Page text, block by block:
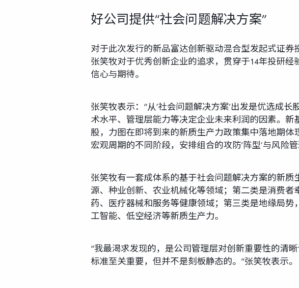
好公司提供“社会问题解决方案”
对于此次发行的新品富达创新驱动混合型发起式证券
张笑牧对于优秀创新企业的追求，贯穿于14年投研
信心与期待。
张笑牧表示：“从‘社会问题解决方案’出发是优选成
术水平、管理层能力等决定企业未来利润的因素。
股，力图在即将到来的新质生产力政策集中落地期
宏观周期的不同阶段，安排组合的攻防‘阵型’与风险
张笑牧有一套成体系的基于社会问题解决方案的新
源、种业创新、农业机械化等领域；第二类是消费
药、医疗器械和服务等健康领域；第三类是地缘局
工智能、低空经济等新质生产力。
“我最渴求发现的，是公司管理层对创新重要性的清
标准至关重要，但并不是刻板静态的。”张笑牧表示。